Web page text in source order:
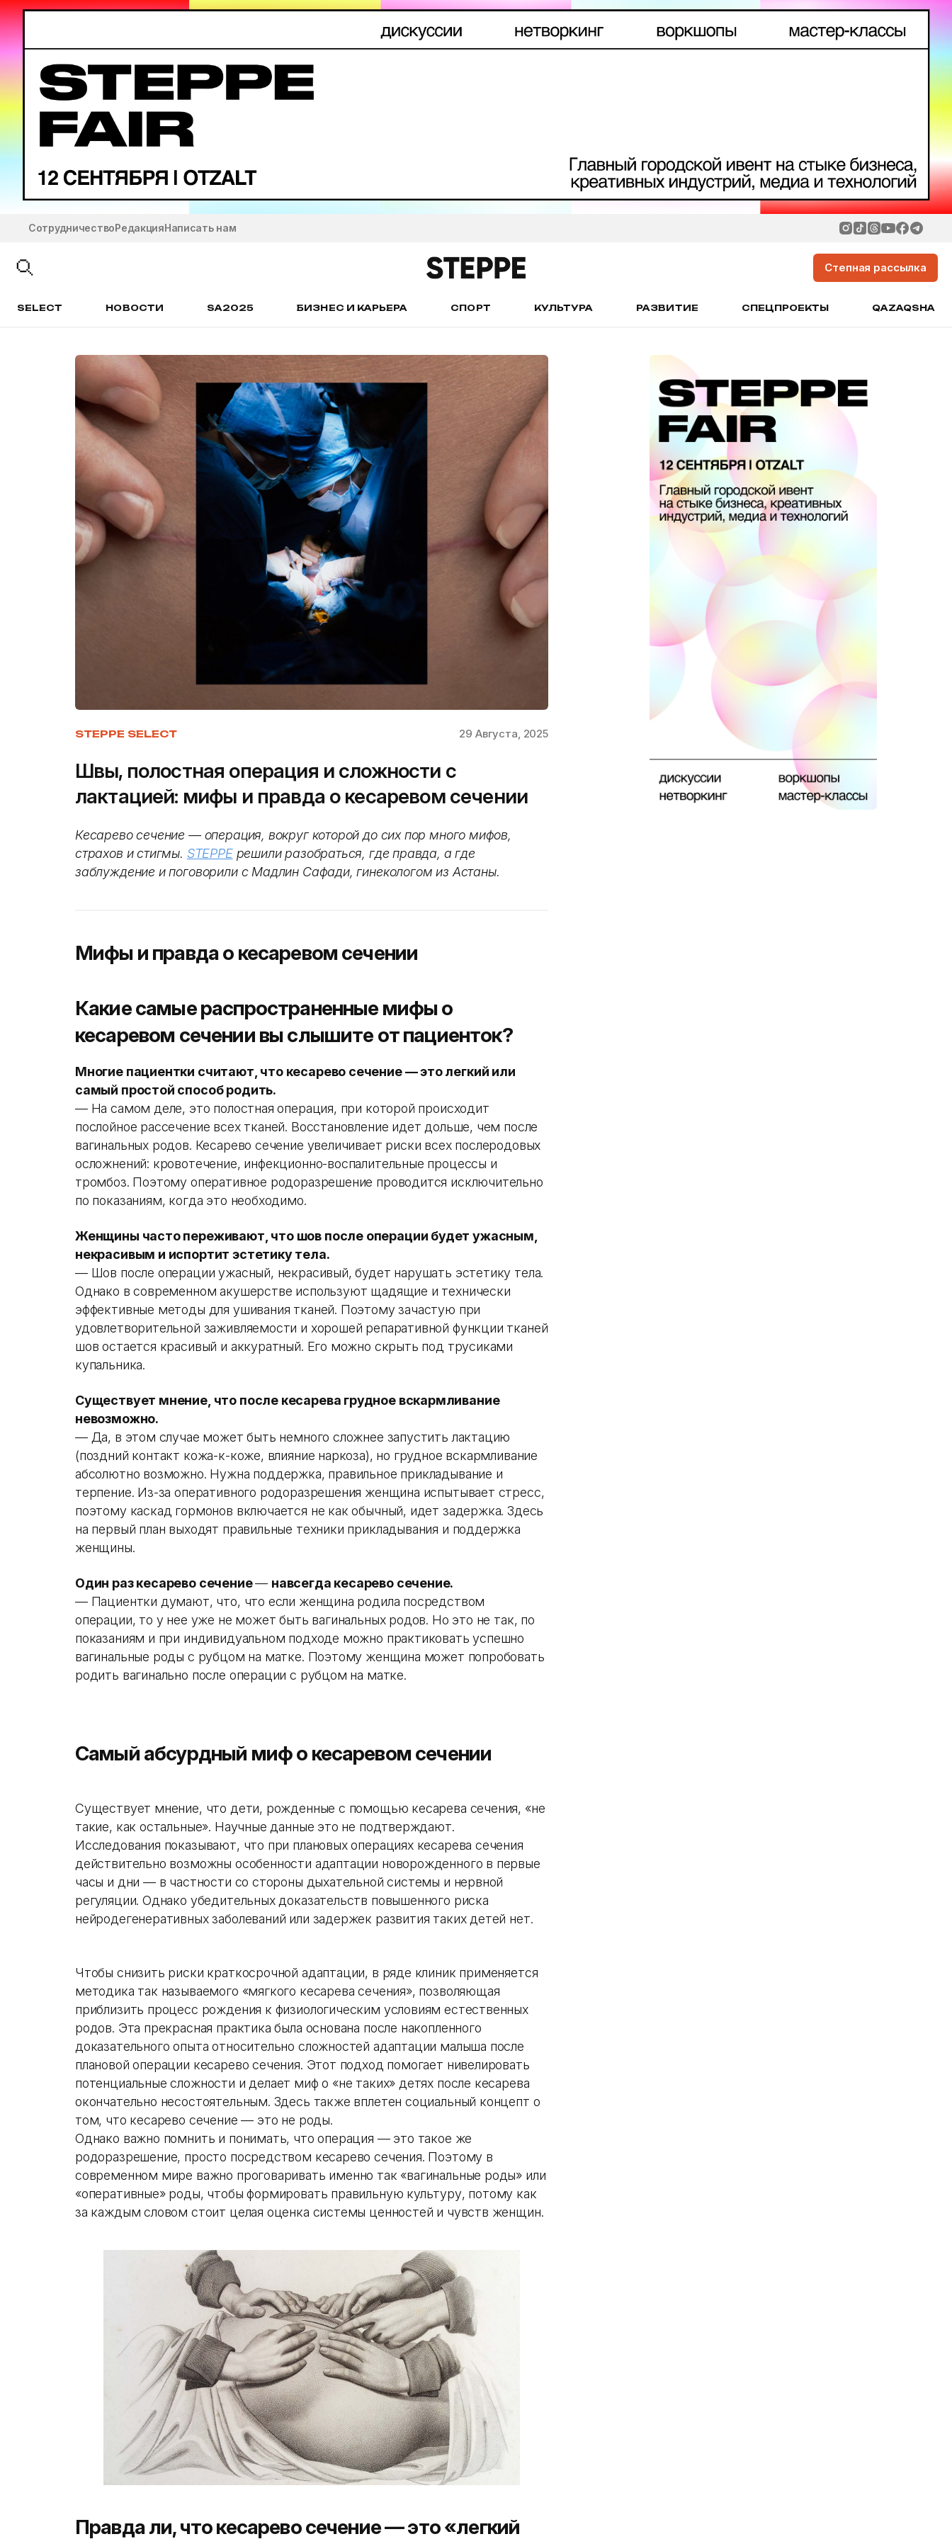
СотрудничествоРедакцияНаписать нам
Степная рассылка
SELECT НОВОСТИ SA2025 БИЗНЕС И КАРЬЕРА СПОРТ КУЛЬТУРА РАЗВИТИЕ СПЕЦПРОЕКТЫ QAZAQSHA
STEPPE SELECT 29 Августа, 2025
Швы, полостная операция и сложности с
лактацией: мифы и правда о кесаревом сечении
Кесарево сечение — операция, вокруг которой до сих пор много мифов,
страхов и стигмы. STEPPEрешили разобраться, где правда, а где
заблуждение и поговорили с Мадлин Сафади, гинекологом из Астаны.
Мифы и правда о кесаревом сечении
Какие самые распространенные мифы о
кесаревом сечении вы слышите от пациенток?
Многие пациентки считают, что кесарево сечение — это легкий или
самый простой способ родить.
— На самом деле, это полостная операция, при которой происходит
послойное рассечение всех тканей. Восстановление идет дольше, чем после
вагинальных родов. Кесарево сечение увеличивает риски всех послеродовых
осложнений: кровотечение, инфекционно-воспалительные процессы и
тромбоз. Поэтому оперативное родоразрешение проводится исключительно
по показаниям, когда это необходимо.
Женщины часто переживают, что шов после операции будет ужасным,
некрасивым и испортит эстетику тела.
— Шов после операции ужасный, некрасивый, будет нарушать эстетику тела.
Однако в современном акушерстве используют щадящие и технически
эффективные методы для ушивания тканей. Поэтому зачастую при
удовлетворительной заживляемости и хорошей репаративной функции тканей
шов остается красивый и аккуратный. Его можно скрыть под трусиками
купальника.
Существует мнение, что после кесарева грудное вскармливание
невозможно.
— Да, в этом случае может быть немного сложнее запустить лактацию
(поздний контакт кожа-к-коже, влияние наркоза), но грудное вскармливание
абсолютно возможно. Нужна поддержка, правильное прикладывание и
терпение. Из-за оперативного родоразрешения женщина испытывает стресс,
поэтому каскад гормонов включается не как обычный, идет задержка. Здесь
на первый план выходят правильные техники прикладывания и поддержка
женщины.
Один раз кесарево сечение— навсегда кесарево сечение.
— Пациентки думают, что, что если женщина родила посредством
операции, то у нее уже не может быть вагинальных родов. Но это не так, по
показаниям и при индивидуальном подходе можно практиковать успешно
вагинальные роды с рубцом на матке. Поэтому женщина может попробовать
родить вагинально после операции с рубцом на матке.
Самый абсурдный миф о кесаревом сечении
Существует мнение, что дети, рожденные с помощью кесарева сечения, «не
такие, как остальные». Научные данные это не подтверждают.
Исследования показывают, что при плановых операциях кесарева сечения
действительно возможны особенности адаптации новорожденного в первые
часы и дни — в частности со стороны дыхательной системы и нервной
регуляции. Однако убедительных доказательств повышенного риска
нейродегенеративных заболеваний или задержек развития таких детей нет.
Чтобы снизить риски краткосрочной адаптации, в ряде клиник применяется
методика так называемого «мягкого кесарева сечения», позволяющая
приблизить процесс рождения к физиологическим условиям естественных
родов. Эта прекрасная практика была основана после накопленного
доказательного опыта относительно сложностей адаптации малыша после
плановой операции кесарево сечения. Этот подход помогает нивелировать
потенциальные сложности и делает миф о «не таких» детях после кесарева
окончательно несостоятельным. Здесь также вплетен социальный концепт о
том, что кесарево сечение — это не роды.
Однако важно помнить и понимать, что операция — это такое же
родоразрешение, просто посредством кесарево сечения. Поэтому в
современном мире важно проговаривать именно так «вагинальные роды» или
«оперативные» роды, чтобы формировать правильную культуру, потому как
за каждым словом стоит целая оценка системы ценностей и чувств женщин.
Правда ли, что кесарево сечение — это «легкий